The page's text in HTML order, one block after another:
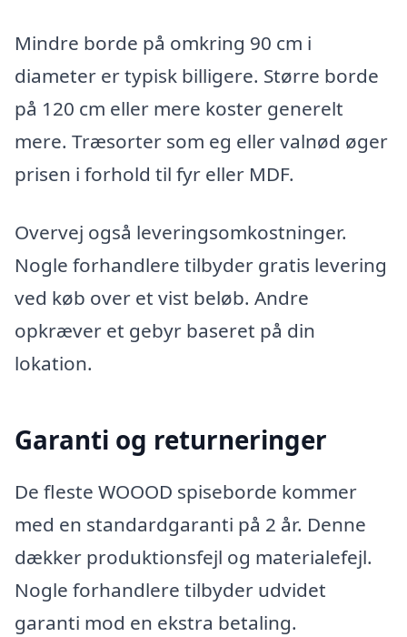
Mindre borde på omkring 90 cm i
diameter er typisk billigere. Større borde
på 120 cm eller mere koster generelt
mere. Træsorter som eg eller valnød øger
prisen i forhold til fyr eller MDF.
Overvej også leveringsomkostninger.
Nogle forhandlere tilbyder gratis levering
ved køb over et vist beløb. Andre
opkræver et gebyr baseret på din
lokation.
Garanti og returneringer
De fleste WOOOD spiseborde kommer
med en standardgaranti på 2 år. Denne
dækker produktionsfejl og materialefejl.
Nogle forhandlere tilbyder udvidet
garanti mod en ekstra betaling.